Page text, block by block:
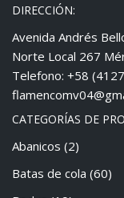
DIRECCIÓN:
Avenida Andrés
Norte Local 267
Telefono: +58
CATEGORÍAS DE
Abanicos (2)
Batas de cola (60)